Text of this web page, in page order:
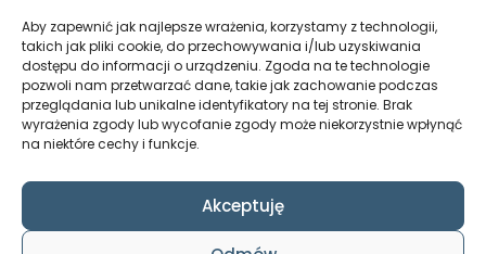
Aby zapewnić jak najlepsze wrażenia, korzystamy z technologii,
takich jak pliki cookie, do przechowywania i/lub uzyskiwania
dostępu do informacji o urządzeniu. Zgoda na te technologie
pozwoli nam przetwarzać dane, takie jak zachowanie podczas
przeglądania lub unikalne identyfikatory na tej stronie. Brak
wyrażenia zgody lub wycofanie zgody może niekorzystnie wpłynąć
na niektóre cechy i funkcje.
Akceptuję
METODY PŁATNOŚCI
COPYRIGHT © 2024 by ADWENTO ŁUKASZ